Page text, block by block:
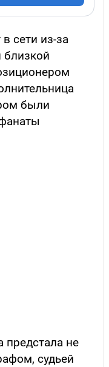
сети из-за
близкой
были
предстала не
судьей